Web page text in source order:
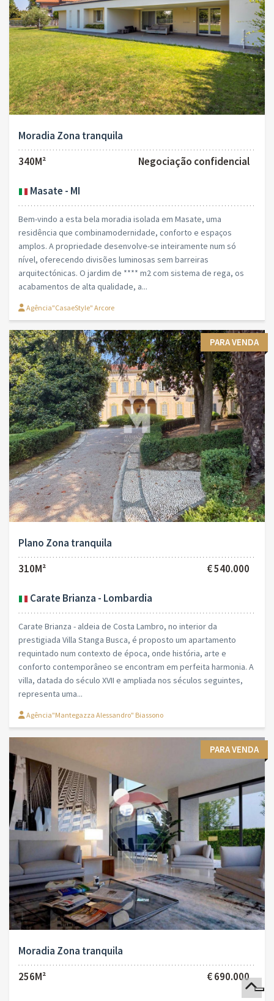
Moradia Zona tranquila
340M²
Negociação confidencial
Masate - MI
Bem-vindo a esta bela moradia isolada em Masate, uma
residência que combinamodernidade, conforto e espaços
amplos. A propriedade desenvolve-se inteiramente num só
nível, oferecendo divisões luminosas sem barreiras
arquitectónicas. O jardim de **** m2 com sistema de rega, os
acabamentos de alta qualidade, a...
Agência"CasaeStyle" Arcore
PARA VENDA
Plano Zona tranquila
310M²
€ 540.000
Carate Brianza - Lombardia
Carate Brianza - aldeia de Costa Lambro, no interior da
prestigiada Villa Stanga Busca, é proposto um apartamento
requintado num contexto de época, onde história, arte e
conforto contemporâneo se encontram em perfeita harmonia. A
villa, datada do século XVII e ampliada nos séculos seguintes,
representa uma...
Agência"Mantegazza Alessandro" Biassono
PARA VENDA
Moradia Zona tranquila
256M²
€ 690.000